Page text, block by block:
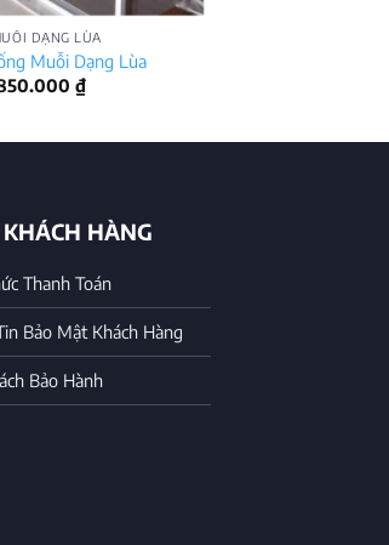
DẠNG LÙA
Muỗi Dạng Lùa
gốc
₫Giá
hiện
HÀNG
Thanh Toán
Bảo Mật Khách Hàng
Bảo Hành